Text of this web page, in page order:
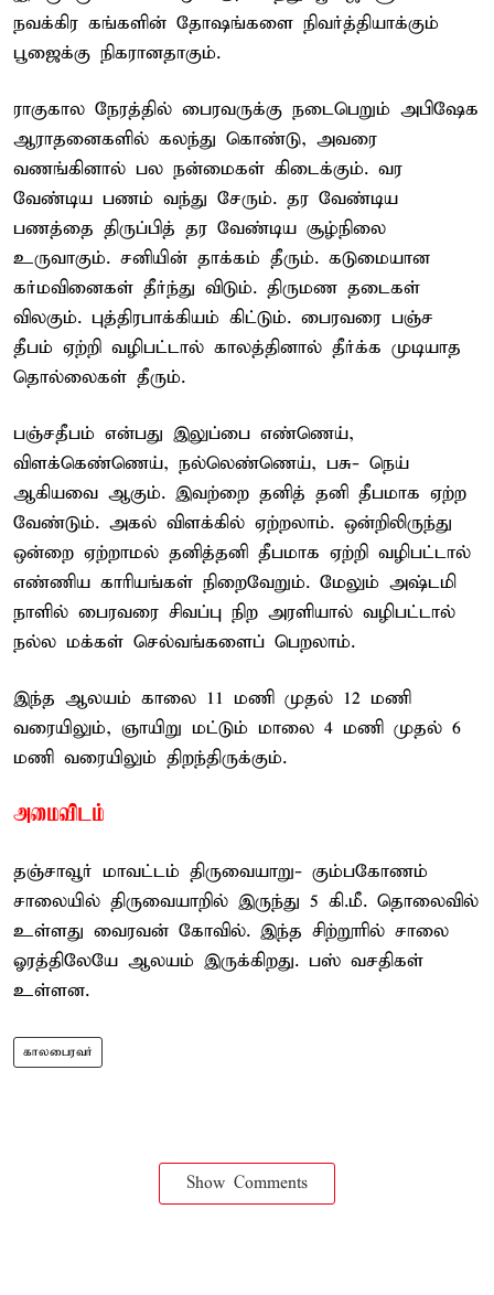
நவக்கிர கங்களின் தோஷங்களை நிவர்த்தியாக்கும்
பூஜைக்கு நிகரானதாகும்.
ராகுகால நேரத்தில் பைரவருக்கு நடைபெறும் அபிஷேக
ஆராதனைகளில் கலந்து கொண்டு, அவரை
வணங்கினால் பல நன்மைகள் கிடைக்கும். வர
வேண்டிய பணம் வந்து சேரும். தர வேண்டிய
பணத்தை திருப்பித் தர வேண்டிய சூழ்நிலை
உருவாகும். சனியின் தாக்கம் தீரும். கடுமையான
கர்மவினைகள் தீர்ந்து விடும். திருமண தடைகள்
விலகும். புத்திரபாக்கியம் கிட்டும். பைரவரை பஞ்ச
தீபம் ஏற்றி வழிபட்டால் காலத்தினால் தீர்க்க முடியாத
தொல்லைகள் தீரும்.
பஞ்சதீபம் என்பது இலுப்பை எண்ணெய்,
விளக்கெண்ணெய், நல்லெண்ணெய், பசு- நெய்
ஆகியவை ஆகும். இவற்றை தனித் தனி தீபமாக ஏற்ற
வேண்டும். அகல் விளக்கில் ஏற்றலாம். ஒன்றிலிருந்து
ஒன்றை ஏற்றாமல் தனித்தனி தீபமாக ஏற்றி வழிபட்டால்
எண்ணிய காரியங்கள் நிறைவேறும். மேலும் அஷ்டமி
நாளில் பைரவரை சிவப்பு நிற அரளியால் வழிபட்டால்
நல்ல மக்கள் செல்வங்களைப் பெறலாம்.
இந்த ஆலயம் காலை 11 மணி முதல் 12 மணி
வரையிலும், ஞாயிறு மட்டும் மாலை 4 மணி முதல் 6
மணி வரையிலும் திறந்திருக்கும்.
அமைவிடம்
தஞ்சாவூர் மாவட்டம் திருவையாறு- கும்பகோணம்
சாலையில் திருவையாறில் இருந்து 5 கி.மீ. தொலைவில்
உள்ளது வைரவன் கோவில். இந்த சிற்றூரில் சாலை
ஓரத்திலேயே ஆலயம் இருக்கிறது. பஸ் வசதிகள்
உள்ளன.
காலபைரவர்
Show Comments